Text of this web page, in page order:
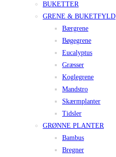
BUKETTER
GRENE & BUKETFYLD
Bærgrene
Bøgegrene
Eucalyptus
Græsser
Koglegrene
Mandstro
Skærmplanter
Tidsler
GRØNNE PLANTER
Bambus
Bregner